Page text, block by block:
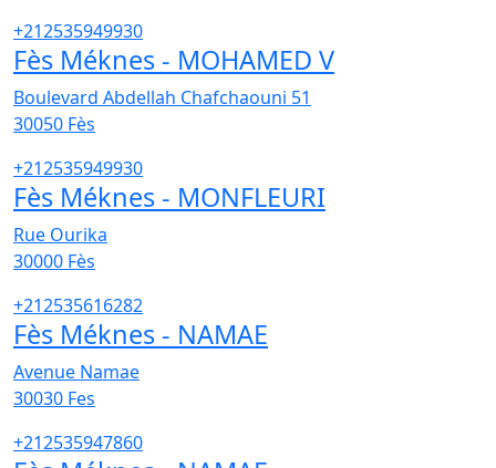
+212535949930
Fès Méknes - MOHAMED V
Boulevard Abdellah Chafchaouni 51
30050 Fès
+212535949930
Fès Méknes - MONFLEURI
Rue Ourika
30000 Fès
+212535616282
Fès Méknes - NAMAE
Avenue Namae
30030 Fes
+212535947860